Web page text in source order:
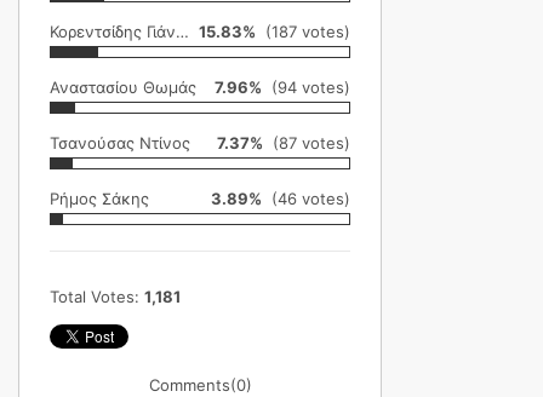
Κορεντσίδης Γιάννης 15.83% (187 votes)
Αναστασίου Θωμάς 7.96% (94 votes)
Τσανούσας Ντίνος 7.37% (87 votes)
Ρήμος Σάκης 3.89% (46 votes)
Total Votes: 1,181
Comments(0)